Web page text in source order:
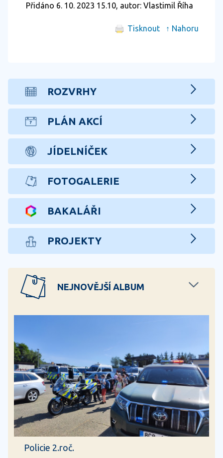
Přidáno 6. 10. 2023 15.10, autor: Vlastimil Říha
Tisknout ↑ Nahoru
ROZVRHY
PLÁN AKCÍ
JÍDELNÍČEK
FOTOGALERIE
BAKALÁŘI
PROJEKTY
NEJNOVĚJŠÍ ALBUM
Policie 2.roč.